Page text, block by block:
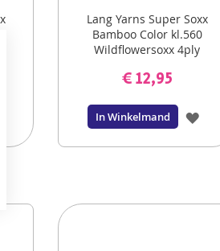
TOE
VERLANGLIJST
Lang Yarns Super Soxx
Bamboo Color kl.560
Wildflowersoxx 4ply
€ 12,95
In Winkelmand
ONTVANG DE NIEUWSBRIEF